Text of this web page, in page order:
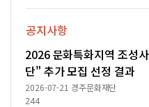
공지사항
2026 문화특화지역 조성
단" 추가 모집 선정 결과
2026-07-21 경주문화재단
244